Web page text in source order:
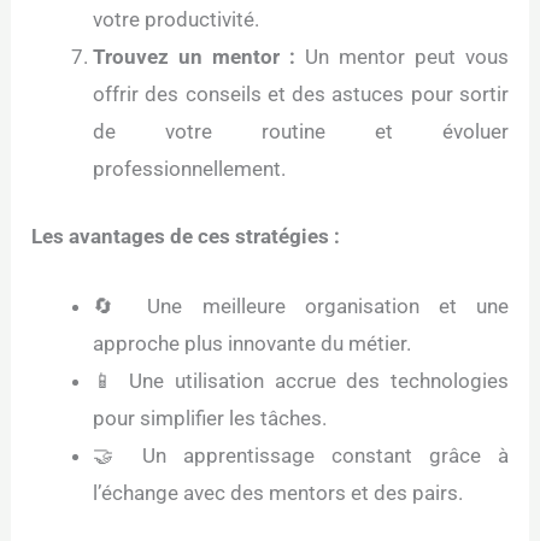
votre productivité.
Trouvez un mentor : Un mentor peut vous
offrir des conseils et des astuces pour sortir
de votre routine et évoluer
professionnellement.
Les avantages de ces stratégies :
🔄 Une meilleure organisation et une
approche plus innovante du métier.
📱 Une utilisation accrue des technologies
pour simplifier les tâches.
🤝 Un apprentissage constant grâce à
l’échange avec des mentors et des pairs.